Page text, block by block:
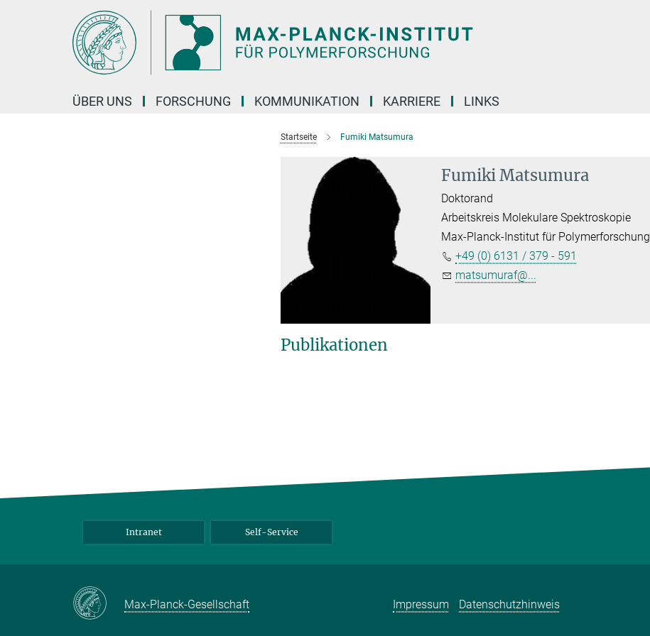
ÜBER UNS FORSCHUNG KOMMUNIKATION KARRIERE LINKS
Startseite Fumiki Matsumura
Fumiki Matsumura
Doktorand
Arbeitskreis Molekulare Spektroskopie
Max-Planck-Institut für Polymerforschung
+49 (0) 6131 / 379 - 591
matsumuraf@...
Publikationen
Intranet Self-Service
Max-Planck-Gesellschaft Impressum Datenschutzhinweis